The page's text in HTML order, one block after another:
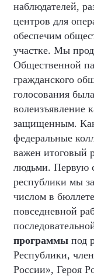
наблюдателей,
центров для
обеспечим
участке. Мы
Общественной
гражданского
голосования
волеизъявление
защищенным.
федеральные
важен итоговый
людьми. Первую
республики мы
числом в
повседневной
программы под
Республики,
России», Героя